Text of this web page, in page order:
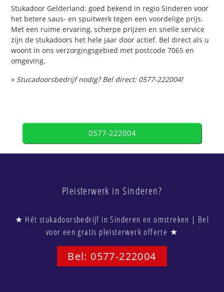
Stukadoor Gelderland: goed bekend in regio Sinderen voor
het betere saus- en spuitwerk tegen een voordelige prijs.
Met een ruime ervaring, scherpe prijzen en snelle service
zijn de stukadoors het hele jaar door actief. Bel direct als u
woont in ons verzorgingsgebied met postcode 7065 en
omgeving.
» Stucadoorsbedrijf nodig? Bel direct: 0577-222004!
0577-222004
Pleisterwerk in Sinderen?
★ Hét stukadoorsbedrijf in Sinderen en omstreken | Bel
voor een gratis pleisterwerk offerte ★
Bel: 0577-222004